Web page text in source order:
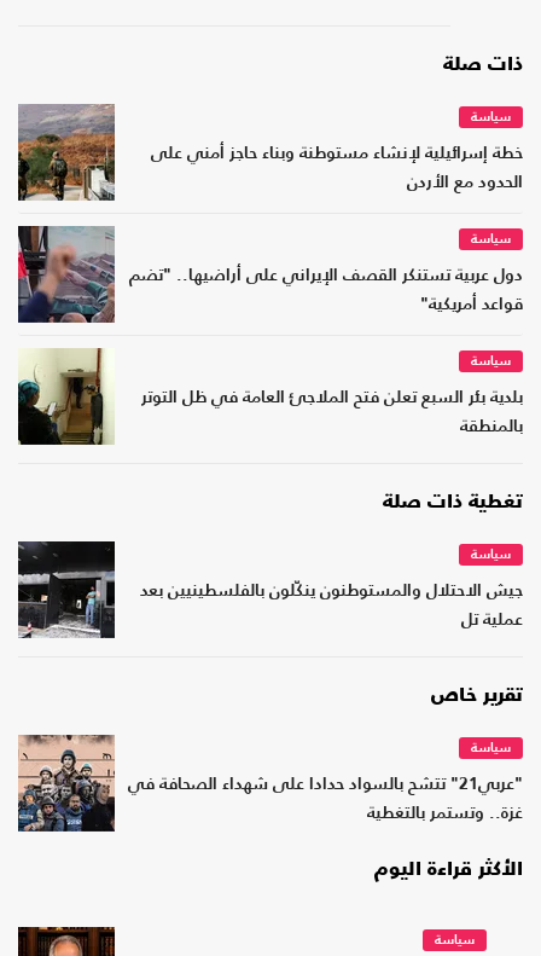
ذات صلة
سياسة
خطة إسرائيلية لإنشاء مستوطنة وبناء حاجز أمني على
الحدود مع الأردن
سياسة
دول عربية تستنكر القصف الإيراني على أراضيها.. "تضم
قواعد أمريكية"
سياسة
بلدية بئر السبع تعلن فتح الملاجئ العامة في ظل التوتر
بالمنطقة
تغطية ذات صلة
سياسة
جيش الاحتلال والمستوطنون ينكّلون بالفلسطينيين بعد
عملية تل
تقرير خاص
سياسة
"عربي21" تتشح بالسواد حدادا على شهداء الصحافة في
غزة.. وتستمر بالتغطية
الأكثر قراءة اليوم
سياسة